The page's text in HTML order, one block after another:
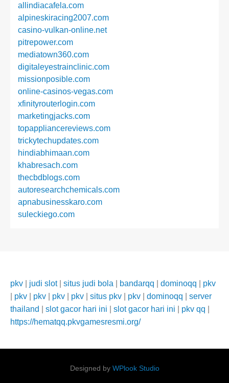
allindiacafela.com
alpineskiracing2007.com
casino-vulkan-online.net
pitrepower.com
mediatown360.com
digitaleyestrainclinic.com
missionposible.com
online-casinos-vegas.com
xfinityrouterlogin.com
marketingjacks.com
topappliancereviews.com
trickytechupdates.com
hindiabhimaan.com
khabresach.com
thecbdblogs.com
autoresearchchemicals.com
apnabusinesskaro.com
suleckiego.com
pkv judi slot| situs judi bola bandarqq dominoqq
pkv
pkv pkv pkv pkv situs pkv pkv dominoqq
server
thailand
slot gacor hari ini slot gacor hari ini pkv qq
https://hematqq.pkvgamesresmi.org/
Designed by WPlook Studio